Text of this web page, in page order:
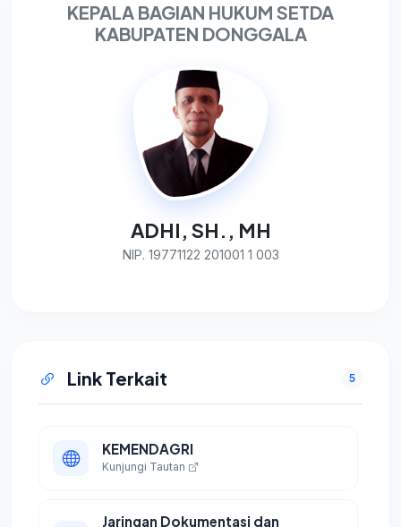
KEPALA BAGIAN HUKUM SETDA
KABUPATEN DONGGALA
ADHI, SH., MH
NIP. 19771122 201001 1 003
Link Terkait 5
KEMENDAGRI
Kunjungi Tautan
Jaringan Dokumentasi dan